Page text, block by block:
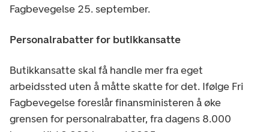
Fagbevegelse 25. september.
Personalrabatter for butikkansatte
Butikkansatte skal få handle mer fra eget
arbeidssted uten å måtte skatte for det. Ifølge Fri
Fagbevegelse foreslår finansministeren å øke
grensen for personalrabatter, fra dagens 8.000